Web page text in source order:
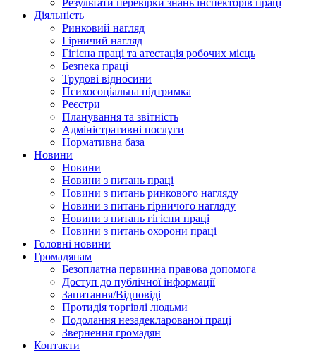
Результати перевірки знань інспекторів праці
Діяльність
Ринковий нагляд
Гірничий нагляд
Гігієна праці та атестація робочих місць
Безпека праці
Трудові відносини
Психосоціальна підтримка
Реєстри
Планування та звітність
Адміністративні послуги
Нормативна база
Новини
Новини
Новини з питань праці
Новини з питань ринкового нагляду
Новини з питань гірничого нагляду
Новини з питань гігієни праці
Новини з питань охорони праці
Головні новини
Громадянам
Безоплатна первинна правова допомога
Доступ до публічної інформації
Запитання/Відповіді
Протидія торгівлі людьми
Подолання незадекларованої праці
Звернення громадян
Контакти